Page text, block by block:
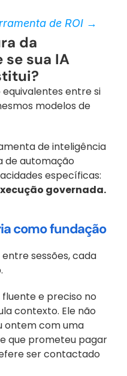
de ROI →
da
sua IA
equivalentes entre si
modelos de
de inteligência
de automação
governada.
como fundação
sessões, cada
e preciso no
contexto. Ele não
ontem com uma
que prometeu pagar
ser contactado